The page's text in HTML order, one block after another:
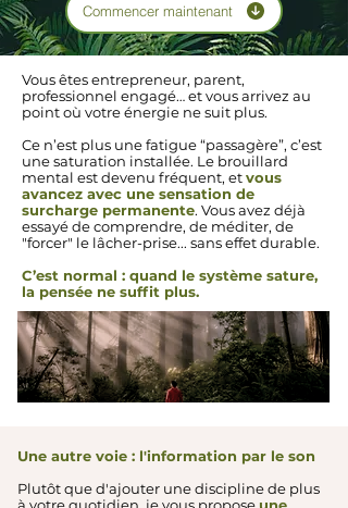
Commencer maintenant
Vous êtes entrepreneur, parent,
professionnel engagé… et vous arrivez au
point où votre énergie ne suit plus.
Ce n’est plus une fatigue “passagère”, c’est
une saturation installée. Le brouillard
mental est devenu fréquent, etvous
avancez avec une sensation de
surcharge permanente. Vous avez déjà
essayé de comprendre, de méditer, de
"forcer" le lâcher-prise... sans effet durable.
C’est normal : quand le système sature,
la pensée ne suffit plus.
Une autre voie : l'information par le son
Plutôt que d'ajouter une discipline de plus
à votre quotidien, je vous proposeune